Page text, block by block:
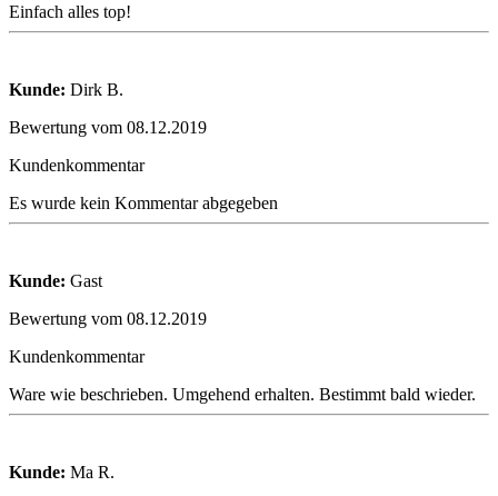
Einfach alles top!
Kunde: Dirk B.
Bewertung vom 08.12.2019
Kundenkommentar
Es wurde kein Kommentar abgegeben
Kunde: Gast
Bewertung vom 08.12.2019
Kundenkommentar
Ware wie beschrieben. Umgehend erhalten. Bestimmt bald wieder.
Kunde: Ma R.